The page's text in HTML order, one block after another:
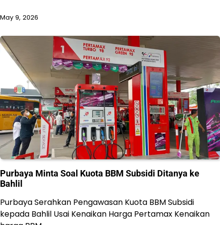
May 9, 2026
Purbaya Minta Soal Kuota BBM Subsidi Ditanya ke
Bahlil
Purbaya Serahkan Pengawasan Kuota BBM Subsidi
kepada Bahlil Usai Kenaikan Harga Pertamax Kenaikan